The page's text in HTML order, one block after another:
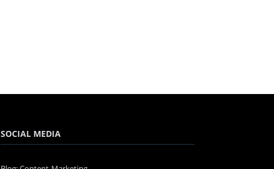
SOCIAL MEDIA